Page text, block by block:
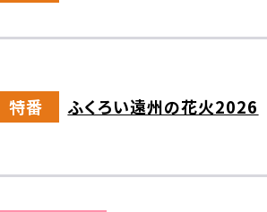
特番
ふくろい遠州の花火2026